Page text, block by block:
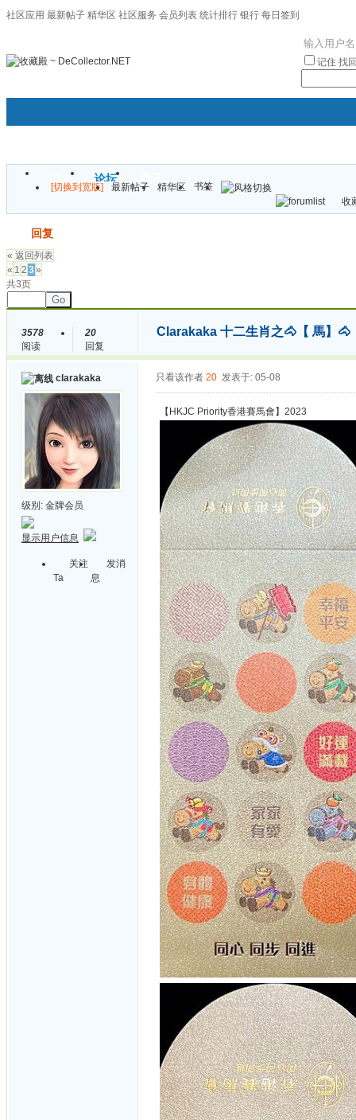
社区应用 最新帖子 精华区 社区服务 会员列表 统计排行 银行 每日签到
记住 找
门户 论坛
[切换到宽版] 最新帖子 精华区
书签
收
回复
« 返回列表
« 1 2 3»
共3页
Go
3578
阅读
20
回复
Clarakaka 十二生肖之🐴【 馬】🐴
clarakaka
级别: 金牌会员
显示用户信息
关注
Ta
发消
息
只看该作者 20 发表于: 05-08
【HKJC Priority香港賽馬會】2023